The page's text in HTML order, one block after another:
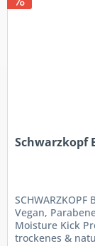
Schwarzkopf
Vegan,
Moisture Kick
trockenes &